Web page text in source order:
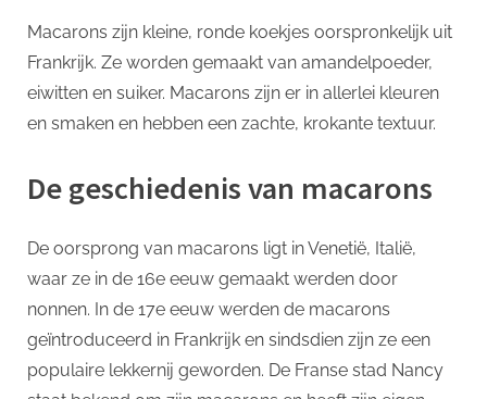
en
kleurrijke
heerlijkheid
Macarons zijn kleine, ronde koekjes oorspronkelijk uit
Frankrijk. Ze worden gemaakt van amandelpoeder,
eiwitten en suiker. Macarons zijn er in allerlei kleuren
en smaken en hebben een zachte, krokante textuur.
De geschiedenis van macarons
De oorsprong van macarons ligt in Venetië, Italië,
waar ze in de 16e eeuw gemaakt werden door
nonnen. In de 17e eeuw werden de macarons
geïntroduceerd in Frankrijk en sindsdien zijn ze een
populaire lekkernij geworden. De Franse stad Nancy